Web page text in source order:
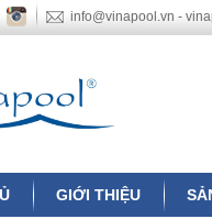
info@vinapool.vn -
GIỚI THIỆU